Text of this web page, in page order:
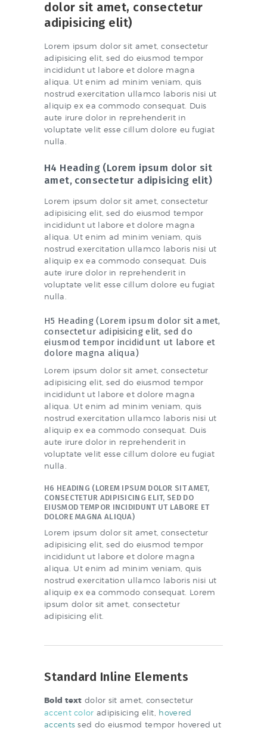
dolor sit amet, consectetur
adipisicing elit)
Lorem ipsum dolor sit amet, consectetur
adipisicing elit, sed do eiusmod tempor
incididunt ut labore et dolore magna
aliqua. Ut enim ad minim veniam, quis
nostrud exercitation ullamco laboris nisi ut
aliquip ex ea commodo consequat. Duis
aute irure dolor in reprehenderit in
voluptate velit esse cillum dolore eu fugiat
nulla.
H4 Heading (Lorem ipsum dolor sit
amet, consectetur adipisicing elit)
Lorem ipsum dolor sit amet, consectetur
adipisicing elit, sed do eiusmod tempor
incididunt ut labore et dolore magna
aliqua. Ut enim ad minim veniam, quis
nostrud exercitation ullamco laboris nisi ut
aliquip ex ea commodo consequat. Duis
aute irure dolor in reprehenderit in
voluptate velit esse cillum dolore eu fugiat
nulla.
H5 Heading (Lorem ipsum dolor sit amet,
consectetur adipisicing elit, sed do
eiusmod tempor incididunt ut labore et
dolore magna aliqua)
Lorem ipsum dolor sit amet, consectetur
adipisicing elit, sed do eiusmod tempor
incididunt ut labore et dolore magna
aliqua. Ut enim ad minim veniam, quis
nostrud exercitation ullamco laboris nisi ut
aliquip ex ea commodo consequat. Duis
aute irure dolor in reprehenderit in
voluptate velit esse cillum dolore eu fugiat
nulla.
H6 HEADING (LOREM IPSUM DOLOR SIT AMET,
CONSECTETUR ADIPISICING ELIT, SED DO
EIUSMOD TEMPOR INCIDIDUNT UT LABORE ET
DOLORE MAGNA ALIQUA)
Lorem ipsum dolor sit amet, consectetur
adipisicing elit, sed do eiusmod tempor
incididunt ut labore et dolore magna
aliqua. Ut enim ad minim veniam, quis
nostrud exercitation ullamco laboris nisi ut
aliquip ex ea commodo consequat. Lorem
ipsum dolor sit amet, consectetur
adipisicing elit.
Standard Inline Elements
Bold text dolor sit amet, consectetur
accent color adipisicing elit, hovered
accents sed do eiusmod tempor hovered ut